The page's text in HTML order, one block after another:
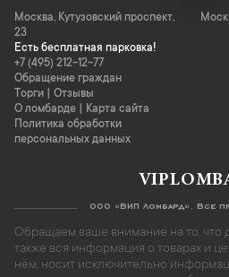
Москва, Кутузовский проспект,
23
Есть бесплатная парковка!
+7 (495) 212-12-77
Обращение граждан
Торги
Отзывы
О ломбарде
Карта сайта
Политика обработки
персональных данных
ООО «ВИП Ломбард». Все
Обращаем ваше внимание на то, что
также вся информация о товарах и
нём, носит исключительно